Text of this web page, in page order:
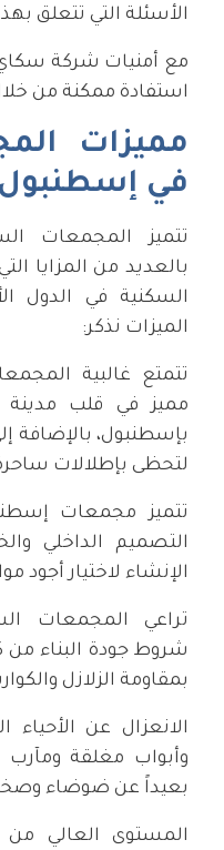
الأسئلة التي تتعلق
مع أمنيات شركة سكاي
استفادة ممكنة من
مميزات
في إسطنبول
تتميز المجمعات
بالعديد من المزايا
السكنية في الدول
الميزات نذكر:
تتمتع غالبية
مميز في قلب مدينة
بإسطنبول، بالإضافة
لتحظى بإطلالات
تتميز مجمعات
التصميم الداخلي
الإنشاء لاختيار أجود
تراعي المجمعات
شروط جودة البناء من
بمقاومة الزلازل
الانعزال عن
وأبواب مغلقة
بعيداً عن ضوضاء
المستوى العالي من